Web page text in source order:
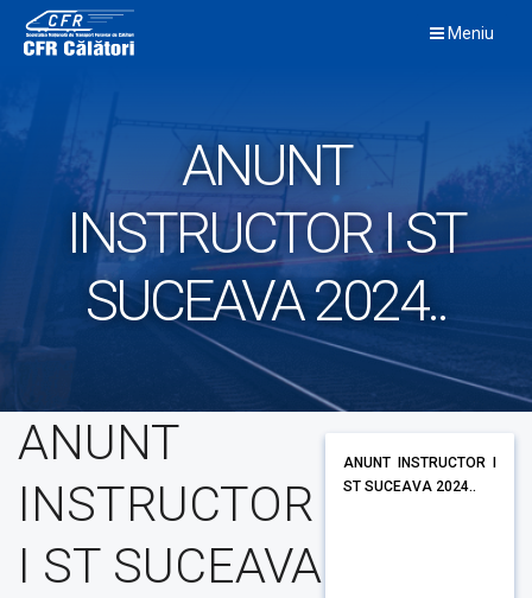
content
Meniu
ANUNT
INSTRUCTOR I ST
SUCEAVA 2024..
ANUNT
INSTRUCTOR
I ST SUCEAVA
ANUNT INSTRUCTOR I
ST SUCEAVA 2024..